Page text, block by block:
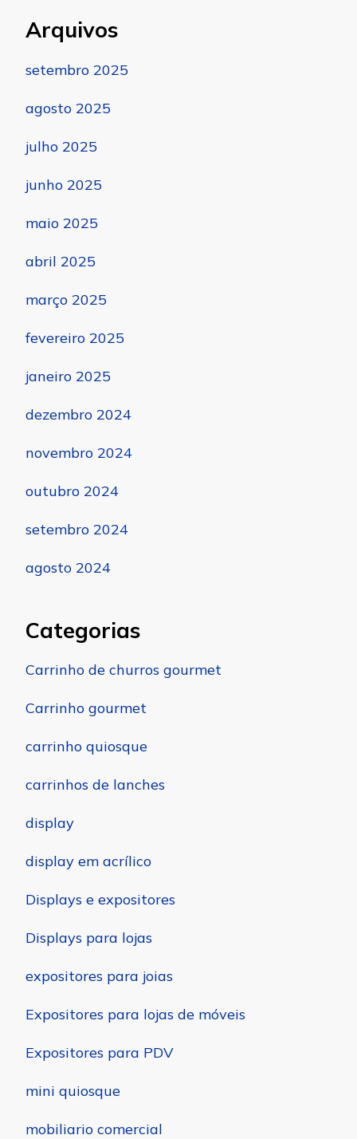
Arquivos
setembro 2025
agosto 2025
julho 2025
junho 2025
maio 2025
abril 2025
março 2025
fevereiro 2025
janeiro 2025
dezembro 2024
novembro 2024
outubro 2024
setembro 2024
agosto 2024
Categorias
Carrinho de churros gourmet
Carrinho gourmet
carrinho quiosque
carrinhos de lanches
display
display em acrílico
Displays e expositores
Displays para lojas
expositores para joias
Expositores para lojas de móveis
Expositores para PDV
mini quiosque
mobiliario comercial